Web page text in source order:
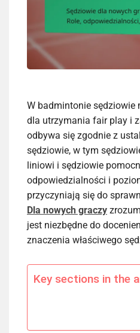
W badmintonie sędziowie
dla utrzymania fair play i
odbywa się zgodnie z
sędziowie, w tym
liniowi i sędziowie
odpowiedzialności i
przyczyniają się do
Dla nowych graczy
jest niezbędne do
znaczenia właściwego
Key sections in the